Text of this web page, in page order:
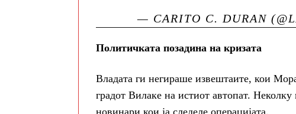
— CARITO C. DURAN
Политичката позадина на кризата
Владата ги негираше извештаите, кои
градот Вилаке на истиот автопат.